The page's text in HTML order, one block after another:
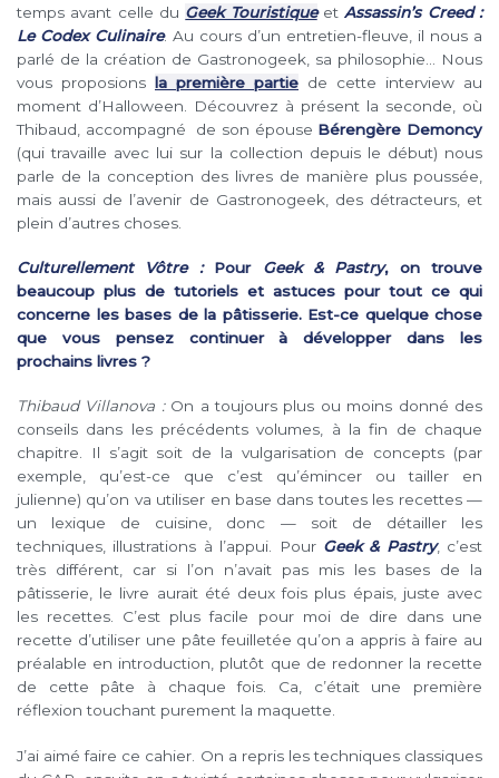
temps avant celle du Geek TouristiqueetAssassin’s Creed :
Le Codex Culinaire. Au cours d’un entretien-fleuve, il nous a
parlé de la création de Gastronogeek, sa philosophie… Nous
vous proposions la première partie de cette interview au
moment d’Halloween. Découvrez à présent la seconde, où
Thibaud, accompagné de son épouse Bérengère Demoncy
(qui travaille avec lui sur la collection depuis le début) nous
parle de la conception des livres de manière plus poussée,
mais aussi de l’avenir de Gastronogeek, des détracteurs, et
plein d’autres choses.
Culturellement Vôtre :Pour Geek & Pastry, on trouve
beaucoup plus de tutoriels et astuces pour tout ce qui
concerne les bases de la pâtisserie. Est-ce quelque chose
que vous pensez continuer à développer dans les
prochains livres ?
Thibaud Villanova :On a toujours plus ou moins donné des
conseils dans les précédents volumes, à la fin de chaque
chapitre. Il s’agit soit de la vulgarisation de concepts (par
exemple, qu’est-ce que c’est qu’émincer ou tailler en
julienne) qu’on va utiliser en base dans toutes les recettes —
un lexique de cuisine, donc — soit de détailler les
techniques, illustrations à l’appui. Pour Geek & Pastry, c’est
très différent, car si l’on n’avait pas mis les bases de la
pâtisserie, le livre aurait été deux fois plus épais, juste avec
les recettes. C’est plus facile pour moi de dire dans une
recette d’utiliser une pâte feuilletée qu’on a appris à faire au
préalable en introduction, plutôt que de redonner la recette
de cette pâte à chaque fois. Ca, c’était une première
réflexion touchant purement la maquette.
J’ai aimé faire ce cahier. On a repris les techniques classiques